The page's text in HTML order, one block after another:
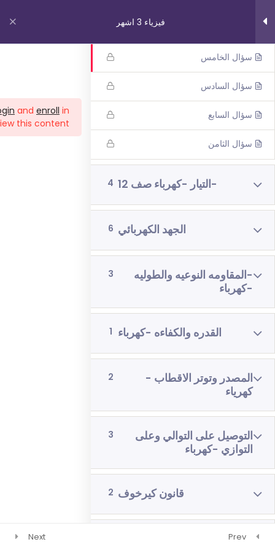
فيزياء 3 اشهر
سؤال الخامس
سؤال السادس
سؤال السابع
سؤال الثامن
-التيار -كهرباء صف 12 4
الجهد الكهربائي 6
-المقاومه النوعيه والطوليه
-كهرباء
3
القدره والكفاءه -كهرباء 1
المصدر وتوتر الاقطاب -
كهرياء
2
التوصيل على التوالي وعلى
التوازي -كهرباء
3
قانون كيرخوف 2
and enroll in
this content!
Prev
Next
روابط مهمة
من نحن
اتصل بنا
_תנאי שימוש עברית
شروط الاستخدام
دوراتنا
بچروت 3 وحدات 1 اشهر
رياضيات 5 وحدات 3 اشهر
رياضيات 4 وحدات 3 اشهر
فيزياء 3 اشهر